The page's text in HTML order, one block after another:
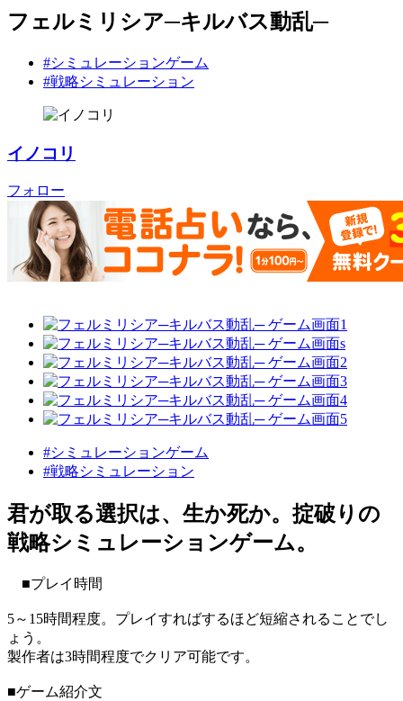
フェルミリシア─キルバス動乱─
#シミュレーションゲーム
#戦略シミュレーション
イノコリ
フォロー
#シミュレーションゲーム
#戦略シミュレーション
君が取る選択は、生か死か。掟破りの
戦略シミュレーションゲーム。
■プレイ時間
5～15時間程度。プレイすればするほど短縮されることでし
ょう。
製作者は3時間程度でクリア可能です。
■ゲーム紹介文